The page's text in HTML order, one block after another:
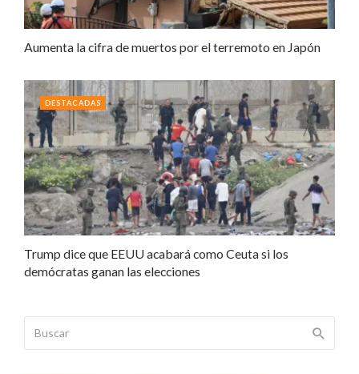
Aumenta la cifra de muertos por el terremoto en Japón
Trump dice que EEUU acabará como Ceuta si los
demócratas ganan las elecciones
DESTACADAS